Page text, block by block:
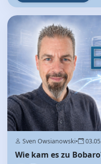
Sven Owsianowski•
Wie kam es zu